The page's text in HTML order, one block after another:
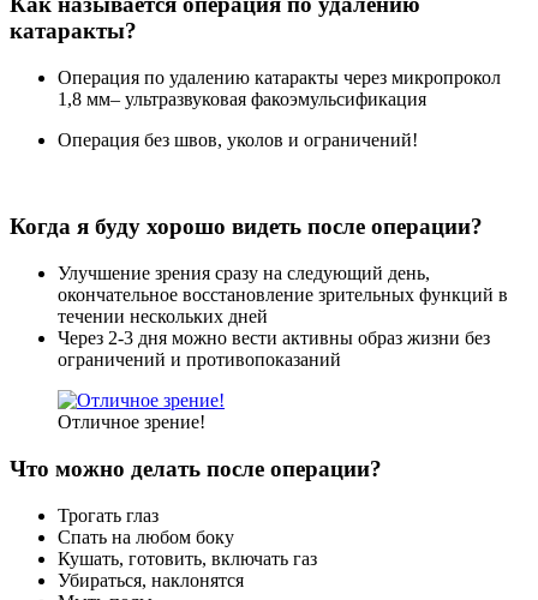
катаракты?
Операция по удалению катаракты через микропрокол
1,8 мм– ультразвуковая факоэмульсификация
Операция без швов, уколов и ограничений!
Когда я буду хорошо видеть после операции?
Улучшение зрения сразу на следующий день,
окончательное восстановление зрительных функций в
течении нескольких дней
Через 2-3 дня можно вести активны образ жизни без
ограничений и противопоказаний
Отличное зрение!
Что можно делать после операции?
Трогать глаз
Спать на любом боку
Кушать, готовить, включать газ
Убираться, наклонятся